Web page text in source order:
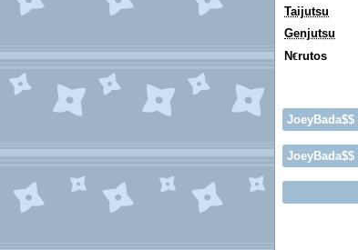
Taijutsu
Genjutsu
N€rutos
JoeyBada$$
JoeyBada$$